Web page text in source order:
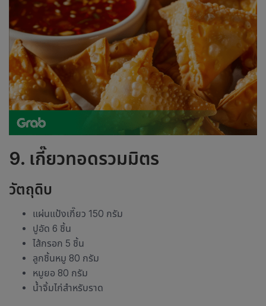
9. เกี๊ยวทอดรวมมิตร
วัตถุดิบ
แผ่นแป้งเกี๊ยว 150 กรัม
ปูอัด 6 ชิ้น
ไส้กรอก 5 ชิ้น
ลูกชิ้นหมู 80 กรัม
หมูยอ 80 กรัม
น้ำจิ้มไก่สำหรับราด